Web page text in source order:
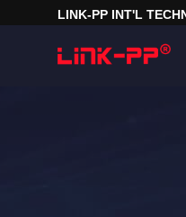
LINK-PP INT'L